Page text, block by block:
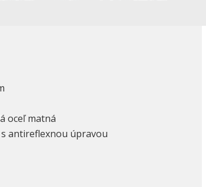
oceľ matná
antireflexnou úpravou